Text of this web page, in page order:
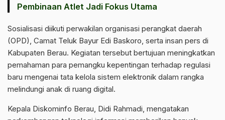
Pembinaan Atlet Jadi Fokus Utama
Sosialisasi diikuti perwakilan organisasi perangkat daerah
(OPD), Camat Teluk Bayur Edi Baskoro, serta insan pers di
Kabupaten Berau. Kegiatan tersebut bertujuan meningkatkan
pemahaman para pemangku kepentingan terhadap regulasi
baru mengenai tata kelola sistem elektronik dalam rangka
melindungi anak di ruang digital.
Kepala Diskominfo Berau, Didi Rahmadi, mengatakan